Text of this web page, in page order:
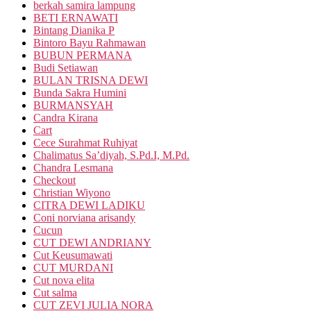
berkah samira lampung
BETI ERNAWATI
Bintang Dianika P
Bintoro Bayu Rahmawan
BUBUN PERMANA
Budi Setiawan
BULAN TRISNA DEWI
Bunda Sakra Humini
BURMANSYAH
Candra Kirana
Cart
Cece Surahmat Ruhiyat
Chalimatus Sa’diyah, S.Pd.I, M.Pd.
Chandra Lesmana
Checkout
Christian Wiyono
CITRA DEWI LADIKU
Coni norviana arisandy
Cucun
CUT DEWI ANDRIANY
Cut Keusumawati
CUT MURDANI
Cut nova elita
Cut salma
CUT ZEVI JULIA NORA